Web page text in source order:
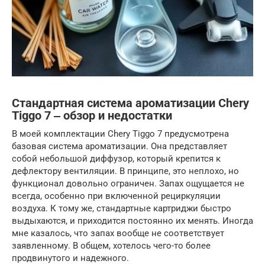
Стандартная система ароматизации Chery
Tiggo 7 ‒ обзор и недостатки
В моей комплектации Chery Tiggo 7 предусмотрена
базовая система ароматизации. Она представляет
собой небольшой диффузор, который крепится к
дефлектору вентиляции. В принципе, это неплохо, но
функционал довольно ограничен. Запах ощущается не
всегда, особенно при включенной рециркуляции
воздуха. К тому же, стандартные картриджи быстро
выдыхаются, и приходится постоянно их менять. Иногда
мне казалось, что запах вообще не соответствует
заявленному. В общем, хотелось чего-то более
продвинутого и надежного.